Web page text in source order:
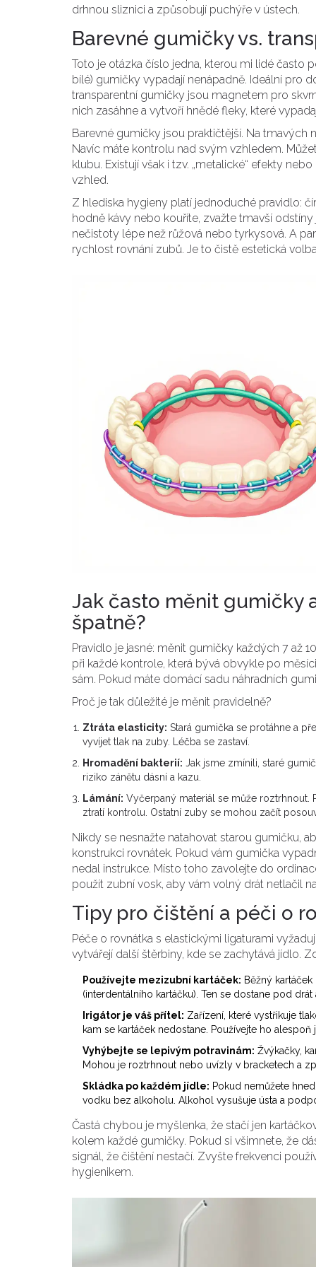
drhnou sliznici a způsobují puchýře v ústech.
Barevné gumičky vs.
Toto je otázka číslo jedna, kterou mi lidé často
bílé) gumičky vypadají nenápadně. Ideální pro
transparentní gumičky jsou magnetem pro
nich zasáhne a vytvoří hnědé fleky, které
Barevné gumičky jsou praktičtější. Na
Navíc máte kontrolu nad svým vzhledem.
klubu. Existují však i tzv. „metalické“ efekty
vzhled.
Z hlediska hygieny platí jednoduché pravidlo:
hodně kávy nebo kouříte, zvažte tmavší
nečistoty lépe než růžová nebo tyrkysová. A
rychlost rovnání zubů. Je to čistě estetická
Jak často měnit gumičky
špatně?
Pravidlo je jasné: měnit gumičky každých 7 až
při každé kontrole, která bývá obvykle po
sám. Pokud máte domácí sadu náhradních
Proč je tak důležité je měnit pravidelně?
Ztráta elasticity: Stará gumička se protáhne a
vyvíjet tlak na zuby. Léčba se zastaví.
Hromadění bakterií: Jak jsme zmínili, staré
riziko zánětu dásní a kazu.
Lámání: Vyčerpaný materiál se může roztrhnout.
ztratí kontrolu. Ostatní zuby se mohou začít
Nikdy se nesnažte natahovat starou gumičku,
konstrukci rovnátek. Pokud vám gumička
nedal instrukce. Místo toho zavolejte do
použít zubní vosk, aby vám volný drát netlačil
Tipy pro čištění a péči o
Péče o rovnátka s elastickými ligaturami
vytvářejí další štěrbiny, kde se zachytává jídlo.
Používejte mezizubní kartáček: Běžný
(interdentálního kartáčku). Ten se dostane pod
Irigátor je váš přítel: Zařízení, které vystřikuje
kam se kartáček nedostane. Používejte ho
Vyhýbejte se lepivým potravinám: Žvýkačky,
Mohou je roztrhnout nebo uvízly v bracketech a
Skládka po každém jídle: Pokud nemůžete
vodku bez alkoholu. Alkohol vysušuje ústa a
Častá chybou je myšlenka, že stačí jen
kolem každé gumičky. Pokud si všimnete, že
signál, že čištění nestačí. Zvyšte frekvenci
hygienikem.